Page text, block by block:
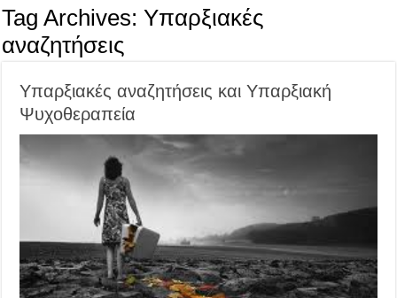
Tag Archives:Υπαρξιακές
αναζητήσεις
Υπαρξιακές αναζητήσεις και Υπαρξιακή
Ψυχοθεραπεία